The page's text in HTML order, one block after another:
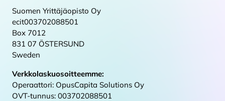
Suomen Yrittäjäopisto Oy
ecit003702088501
Box 7012
831 07 ÖSTERSUND
Sweden
Verkkolaskuosoitteemme:
Operaattori: OpusCapita Solutions Oy
OVT-tunnus: 003702088501